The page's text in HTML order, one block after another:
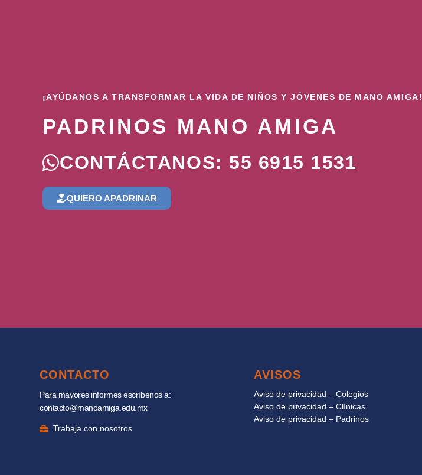
¡AYÚDANOS A TRANSFORMAR LA VIDA DE NIÑOS Y JÓVENES DE MANO AMIGA!
PADRINOS MANO AMIGA
CONTÁCTANOS: 55 6915 1531
QUIERO APADRINAR
CONTACTO
Para mayores informes escríbenos a:
contacto@manoamiga.edu.mx
Trabaja con nosotros
AVISOS
Aviso de privacidad – Colegios
Aviso de privacidad – Clínicas
Aviso de privacidad – Padrinos